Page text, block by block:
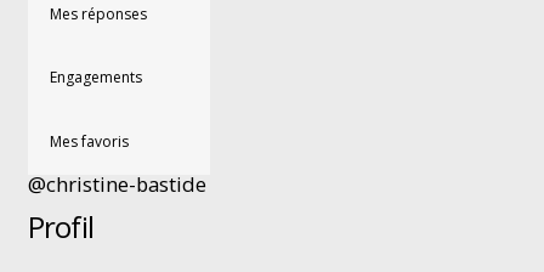
Mes réponses
Engagements
Mes favoris
@christine-bastide
Profil